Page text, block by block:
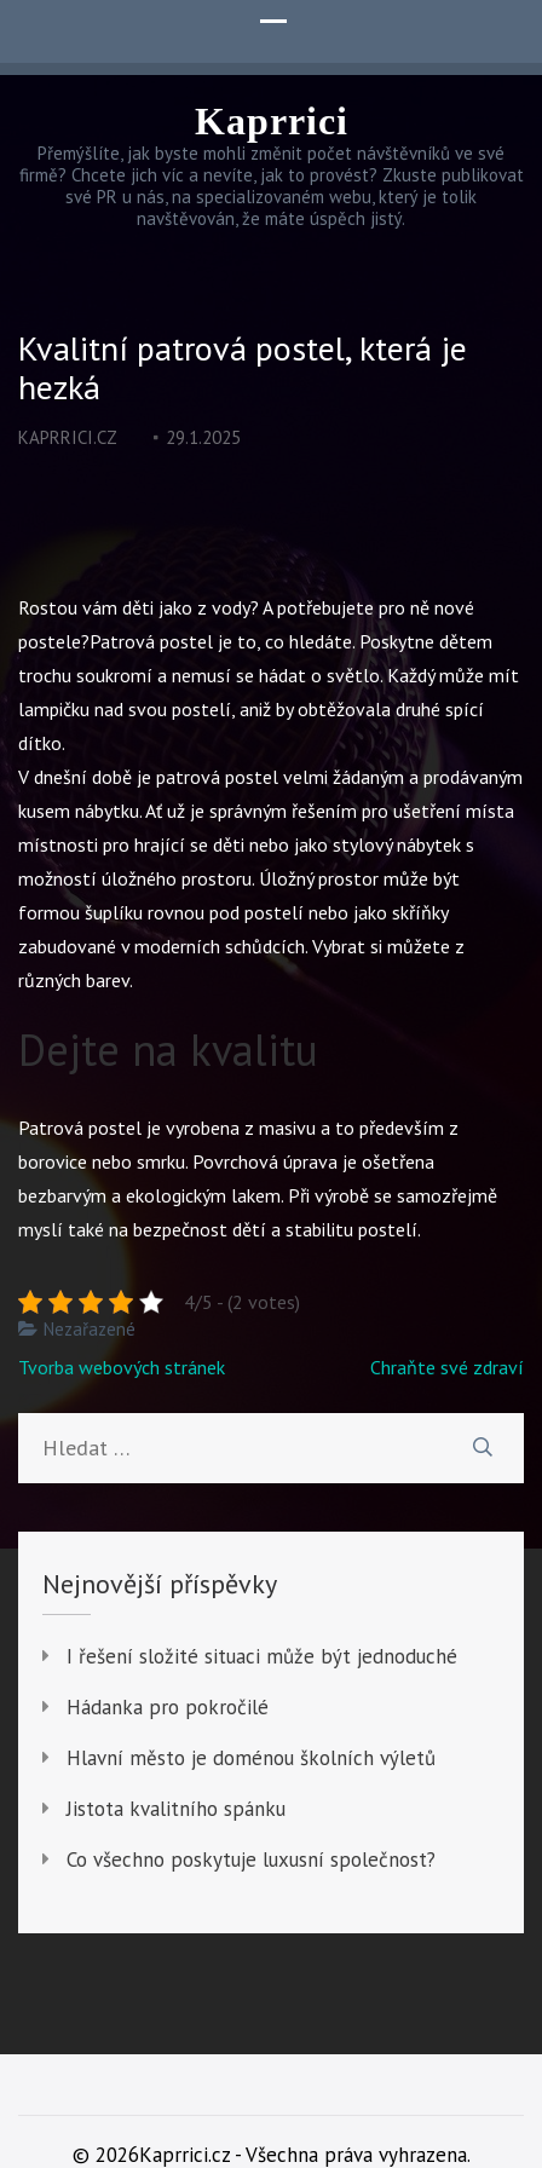
Kaprrici
Přemýšlíte, jak byste mohli změnit počet návštěvníků ve své
firmě? Chcete jich víc a nevíte, jak to provést? Zkuste publikovat
své PR u nás, na specializovaném webu, který je tolik
navštěvován, že máte úspěch jistý.
Kvalitní patrová postel, která je
hezká
KAPRRICI.CZ 29.1.2025
Rostou vám děti jako z vody? A potřebujete pro ně nové
postele?Patrová postel je to, co hledáte. Poskytne dětem
trochu soukromí a nemusí se hádat o světlo. Každý může mít
lampičku nad svou postelí, aniž by obtěžovala druhé spící
dítko.
V dnešní době je patrová postel velmi žádaným a prodávaným
kusem nábytku. Ať už je správným řešením pro ušetření místa
místnosti pro hrající se děti nebo jako stylový nábytek s
možností úložného prostoru. Úložný prostor může být
formou šuplíku rovnou pod postelí nebo jako skříňky
zabudované v moderních schůdcích. Vybrat si můžete z
různých barev.
Dejte na kvalitu
Patrová postel je vyrobena z masivu a to především z
borovice nebo smrku. Povrchová úprava je ošetřena
bezbarvým a ekologickým lakem. Při výrobě se samozřejmě
myslí také na bezpečnost dětí a stabilitu postelí.
4/5 - (2 votes)
Nezařazené
Navigace
pro
příspěvek
Tvorba webových stránek Chraňte své zdraví
Nejnovější příspěvky
I řešení složité situaci může být jednoduché
Hádanka pro pokročilé
Hlavní město je doménou školních výletů
Jistota kvalitního spánku
Co všechno poskytuje luxusní společnost?
© 2026Kaprrici.cz - Všechna práva vyhrazena.